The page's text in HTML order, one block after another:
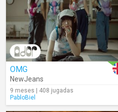
OMG
NewJeans
9 meses | 408 jugadas
PabloBiel